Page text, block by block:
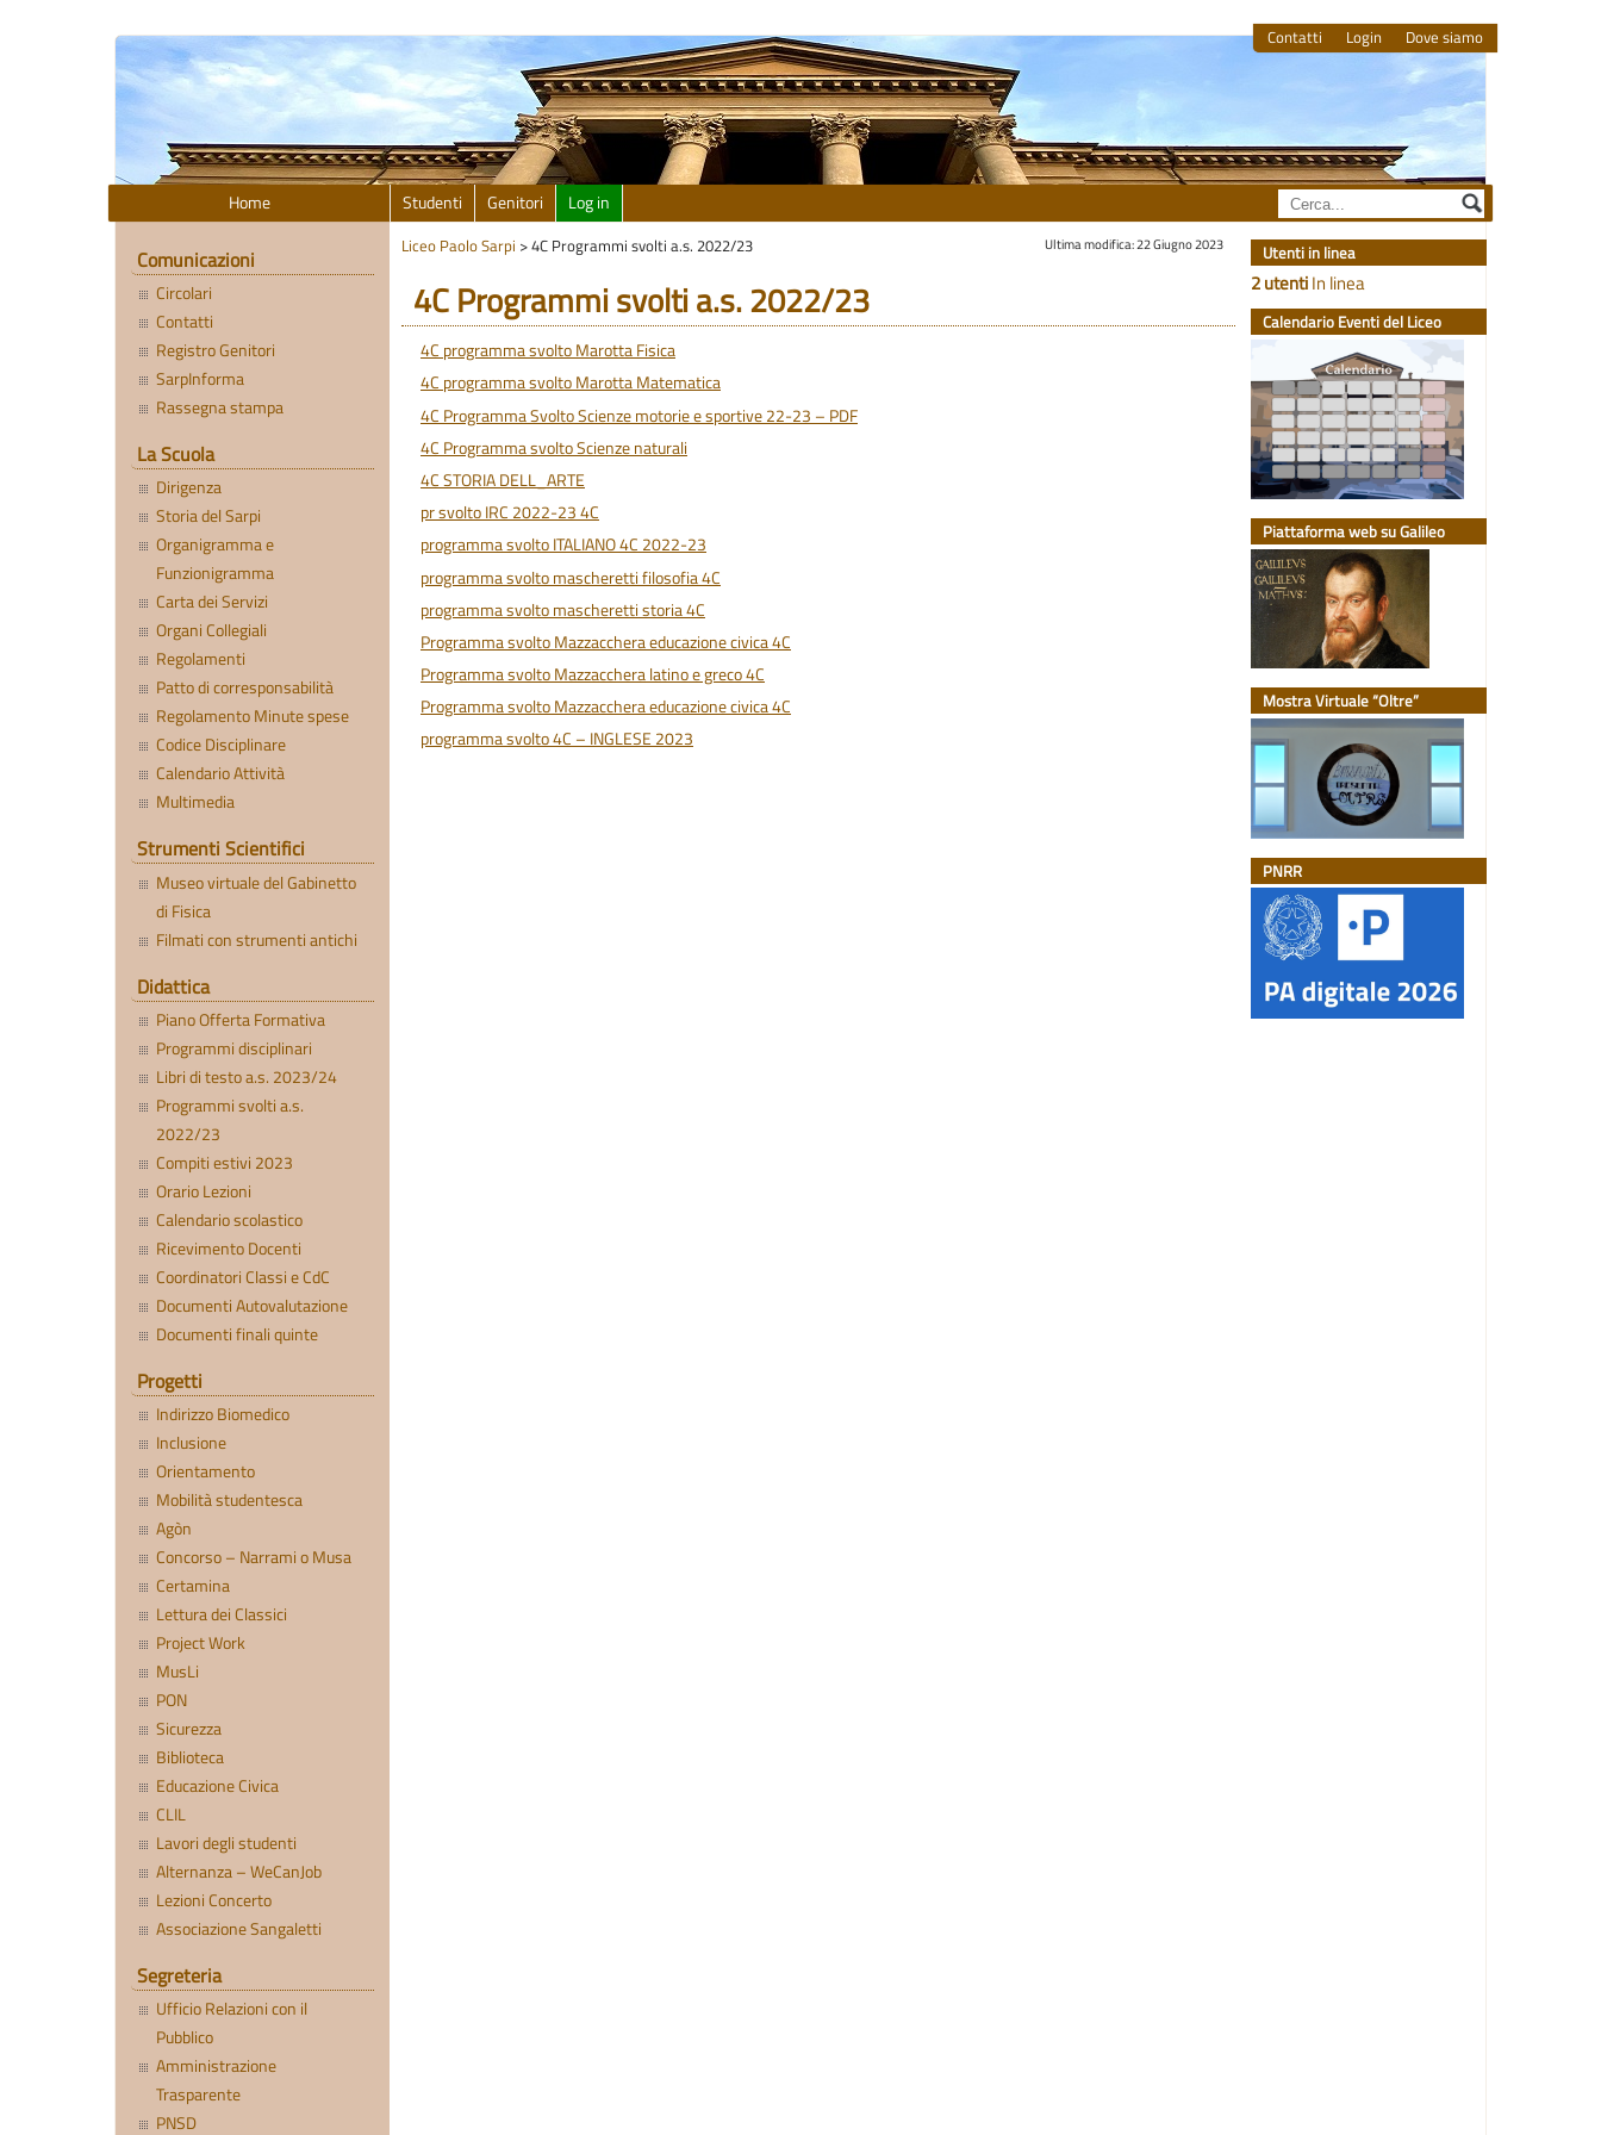
Dove siamo
Login
Contatti
Home Studenti Genitori Log in
Comunicazioni
Circolari
Contatti
Registro Genitori
SarpInforma
Rassegna stampa
La Scuola
Dirigenza
Storia del Sarpi
Organigramma e
Funzionigramma
Carta dei Servizi
Organi Collegiali
Regolamenti
Patto di corresponsabilità
Regolamento Minute spese
Codice Disciplinare
Calendario Attività
Multimedia
Strumenti Scientifici
Museo virtuale del Gabinetto
di Fisica
Filmati con strumenti antichi
Didattica
Piano Offerta Formativa
Programmi disciplinari
Libri di testo a.s. 2023/24
Programmi svolti a.s.
2022/23
Compiti estivi 2023
Orario Lezioni
Calendario scolastico
Ricevimento Docenti
Coordinatori Classi e CdC
Documenti Autovalutazione
Documenti finali quinte
Progetti
Indirizzo Biomedico
Inclusione
Orientamento
Mobilità studentesca
Agòn
Concorso – Narrami o Musa
Certamina
Lettura dei Classici
Project Work
MusLi
PON
Sicurezza
Biblioteca
Educazione Civica
CLIL
Lavori degli studenti
Alternanza – WeCanJob
Lezioni Concerto
Associazione Sangaletti
Segreteria
Ufficio Relazioni con il
Pubblico
Amministrazione
Trasparente
PNSD
Ultima modifica: 22 Giugno 2023
Liceo Paolo Sarpi >4C Programmi svolti a.s. 2022/23
4C Programmi svolti a.s. 2022/23
4C programma svolto Marotta Fisica
4C programma svolto Marotta Matematica
4C Programma Svolto Scienze motorie e sportive 22-23 – PDF
4C Programma svolto Scienze naturali
4C STORIA DELL_ARTE
pr svolto IRC 2022-23 4C
programma svolto ITALIANO 4C 2022-23
programma svolto mascheretti filosofia 4C
programma svolto mascheretti storia 4C
Programma svolto Mazzacchera educazione civica 4C
Programma svolto Mazzacchera latino e greco 4C
Programma svolto Mazzacchera educazione civica 4C
programma svolto 4C – INGLESE 2023
Utenti in linea
2 utentiIn linea
Calendario Eventi del Liceo
Piattaforma web su Galileo
Mostra Virtuale “Oltre”
PNRR